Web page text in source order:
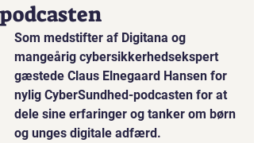
podcasten
Som medstifter af Digitana og
mangeårig cybersikkerhedsekspert
gæstede Claus Elnegaard Hansen for
nylig CyberSundhed-podcasten for at
dele sine erfaringer og tanker om børn
og unges digitale adfærd.